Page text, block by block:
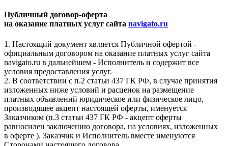
Публичный договор-оферта
на оказание платных услуг сайта navigato.ru
1. Настоящий документ является Публичной офертой -
официальным договором на оказание платных услуг сайта
navigato.ru в дальнейшем - Исполнитель и содержит все
условия предоставления услуг.
2. В соответствии с п.2 статьи 437 ГК РФ, в случае принятия
изложенных ниже условий и расценок на размещение
платных объявлений юридическое или физическое лицо,
производящее акцепт настоящей оферты, именуется
Заказчиком (п.3 статьи 437 ГК РФ - акцепт оферты
равносилен заключению договора, на условиях, изложенных
в оферте ). Заказчик и Исполнитель вместе именуются